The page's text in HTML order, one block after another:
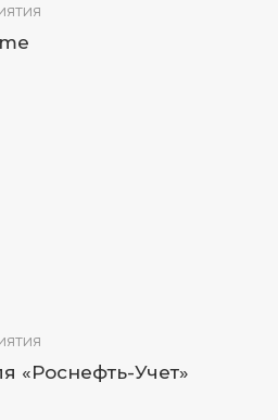
«Роснефть-Учет»